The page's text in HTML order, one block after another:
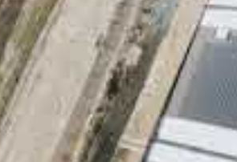
politique d’expansion de NTPC,
dans son portefeuille.
et
Khavda-I
finale de 1 255 MW, avance par